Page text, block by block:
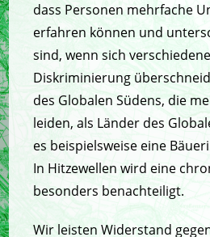
dass Personen mehrfache
erfahren können und
sind, wenn sich
Diskriminierung
des Globalen Südens, die
leiden, als Länder des
es beispielsweise eine
In Hitzewellen wird eine
besonders benachteiligt.
Wir leisten Widerstand